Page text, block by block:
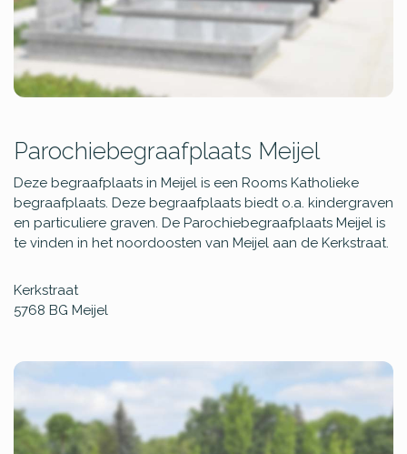
Parochiebegraafplaats Meijel
Deze begraafplaats in Meijel is een Rooms Katholieke
begraafplaats. Deze begraafplaats biedt o.a. kindergraven
en particuliere graven. De Parochiebegraafplaats Meijel is
te vinden in het noordoosten van Meijel aan de Kerkstraat.
Kerkstraat
5768 BG Meijel